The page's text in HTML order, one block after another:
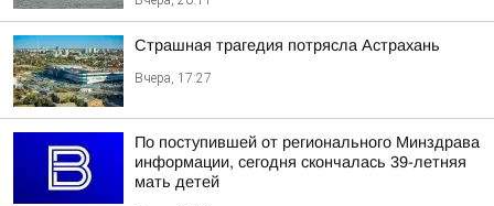
Страшная трагедия потрясла Астрахань
Вчера, 17:27
По поступившей от регионального Минздрава
информации, сегодня скончалась 39-летняя
мать детей